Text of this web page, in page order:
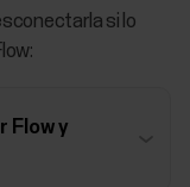
si lo
Flow y